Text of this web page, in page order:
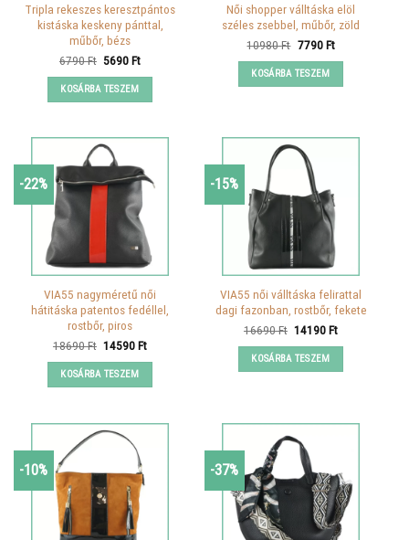
Tripla rekeszes keresztpántos
kistáska keskeny pánttal,
műbőr, bézs
6790Ft Original
was:
6790 Ft.
5690FtCurrent
KOSÁRBA TESZEM
Női shopper válltáska elöl
széles zsebbel, műbőr, zöld
10980Ft Original
was:
10980 Ft.
7790FtCurrent
KOSÁRBA TESZEM
-22%
VIA55 nagyméretű női
hátitáska patentos fedéllel,
rostbőr, piros
18690Ft Original
was:
18690 Ft.
14590FtCurrent
KOSÁRBA TESZEM
-15%
VIA55 női válltáska felirattal
dagi fazonban, rostbőr, fekete
16690Ft Original
was:
16690 Ft.
14190FtCurrent
KOSÁRBA TESZEM
-10% -37%